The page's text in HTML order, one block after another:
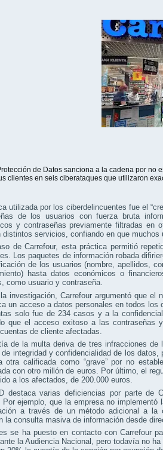
de Datos sanciona a la cadena por no
clientes en seis ciberataques que utilizaron
utilizada por los ciberdelincuentes fue el
de los usuarios con fuerza bruta
y contraseñas previamente filtradas en
distintos servicios, confiando en que
de Carrefour, esta práctica permitió
Los paquetes de información robada
de los usuarios (nombre, apellidos,
hasta datos económicos o
como usuario y contraseña.
investigación, Carrefour argumentó que el
un acceso a datos personales en todos
solo fue de 234 casos y a la
que el acceso exitoso a las contraseñas
de cliente afectadas.
de la multa deriva de tres infracciones de
de integridad y confidencialidad de los
otra calificada como “grave” por no
con otro millón de euros. Por último, el
a los afectados, de 200.000 euros.
destaca varias deficiencias por parte de
Por ejemplo, que la empresa no
a través de un método adicional a la
la consulta masiva de información desde
se ha puesto en contacto con Carrefour
la Audiencia Nacional, pero todavía no